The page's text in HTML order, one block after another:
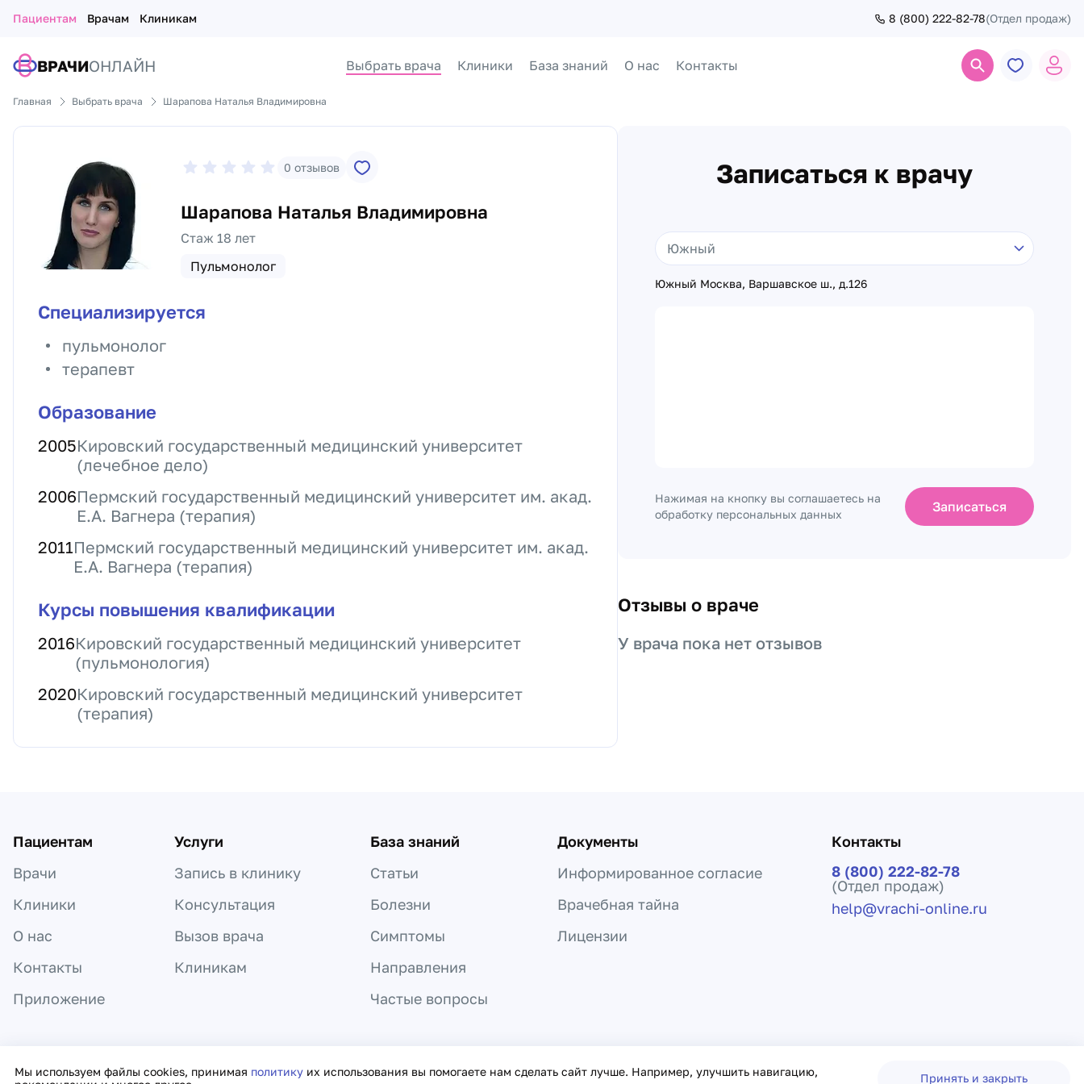
Пациентам Врачам Клиникам 8 (800) 222-82-78(Отдел продаж)
ВРАЧИОНЛАЙН Выбрать врача Клиники База знаний О нас Контакты
Главная Выбрать врача Шарапова Наталья Владимировна
0 отзывов
Шарапова Наталья Владимировна
Стаж 18 лет
Пульмонолог
Специализируется
пульмонолог
терапевт
Образование
2005Кировский государственный медицинский университет
(лечебное дело)
2006Пермский государственный медицинский университет им. акад.
Е.А. Вагнера (терапия)
2011Пермский государственный медицинский университет им. акад.
Е.А. Вагнера (терапия)
Курсы повышения квалификации
2016Кировский государственный медицинский университет
(пульмонология)
2020Кировский государственный медицинский университет
(терапия)
Записаться к врачу
Южный Москва, Варшавское ш., д.126
Нажимая на кнопку вы соглашаетесь на
обработку персональных данных
Записаться
Отзывы о враче
У врача пока нет отзывов
Мы используем файлы cookies, принимая политику их использования вы помогаете нам сделать сайт лучше. Например, улучшить навигацию,
Принять и закрыть
Пациентам
Врачи
Клиники
О нас
Контакты
Приложение
Услуги
Запись в клинику
Консультация
Вызов врача
Клиникам
База знаний
Статьи
Болезни
Симптомы
Направления
Частые вопросы
Документы
Информированное согласие
Врачебная тайна
Лицензии
Контакты
8 (800) 222-82-78
(Отдел продаж)
help@vrachi-online.ru